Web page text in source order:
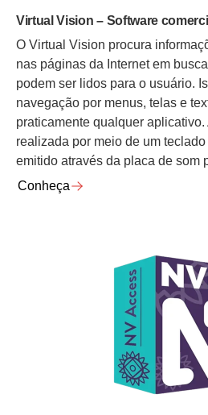
Virtual Vision – Software
O Virtual Vision procura
nas páginas da Internet em
podem ser lidos para o usuário.
navegação por menus, telas e
praticamente qualquer aplicativo.
realizada por meio de um
emitido através da placa de som
Conheça